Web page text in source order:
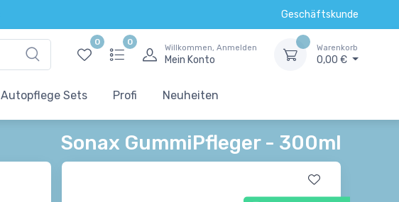
Geschäftskunde
0 0
Willkommen, Anmelden
Mein Konto
Warenkorb
0,00 €
Autopflege Sets Profi Neuheiten
Sonax GummiPfleger - 300ml